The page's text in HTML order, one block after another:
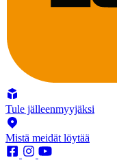
Tule jälleenmyyjäksi
Mistä meidät löytää